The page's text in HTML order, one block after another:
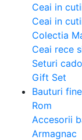
Ceai in
Ceai in
Colectia
Ceai rece
Seturi
Gift Set
Bauturi fine
Rom
Accesorii
Armagnac